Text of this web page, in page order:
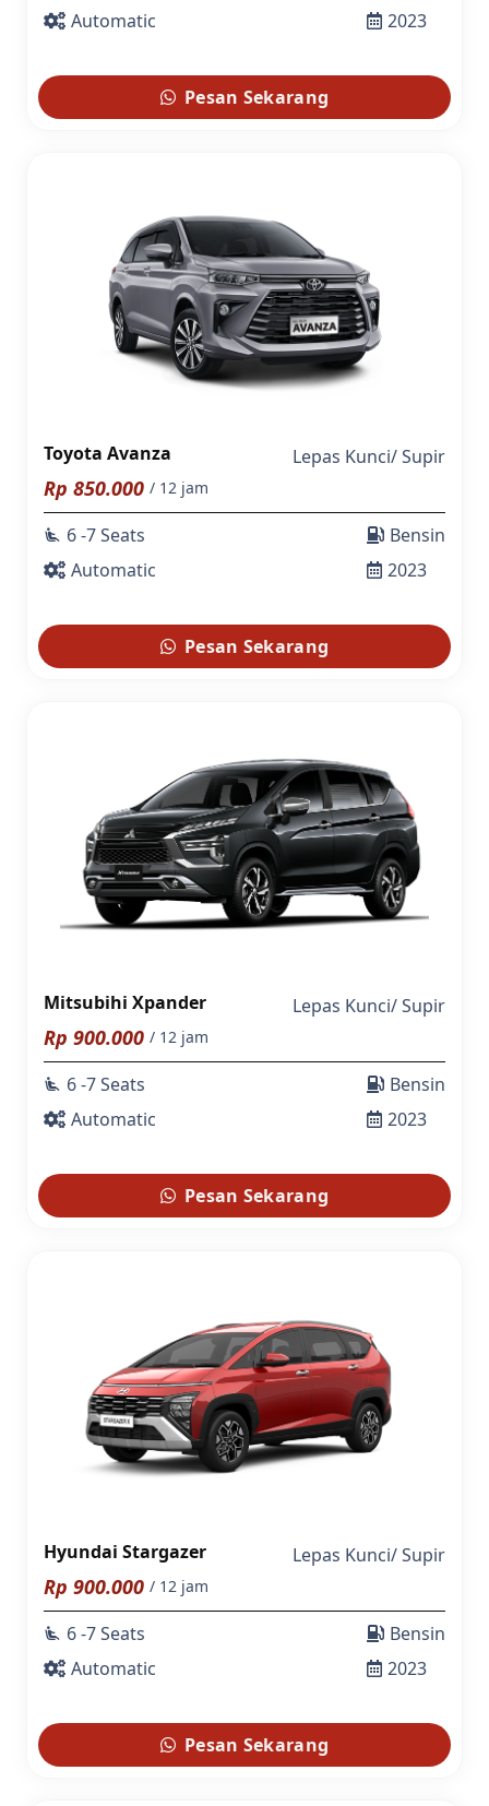
Automatic
2023
Pesan Sekarang
Toyota Avanza Lepas Kunci/Supir
Rp 850.000 / 12 jam
airline_seat_recline_extra 6 -7 Seats
Automatic
Bensin
2023
Pesan Sekarang
Mitsubihi Xpander Lepas Kunci/Supir
Rp 900.000 / 12 jam
airline_seat_recline_extra 6 -7 Seats
Automatic
Bensin
2023
Pesan Sekarang
Hyundai Stargazer Lepas Kunci/Supir
Rp 900.000 / 12 jam
airline_seat_recline_extra 6 -7 Seats
Automatic
Bensin
2023
Pesan Sekarang